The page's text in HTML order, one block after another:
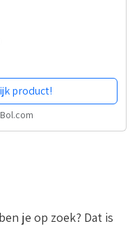
product!
Bol.com
je op zoek? Dat is